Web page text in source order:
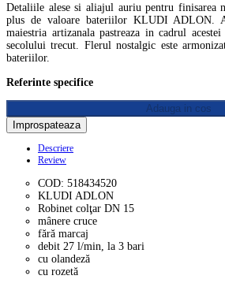
Detaliile alese si aliajul auriu pentru finisarea
plus de valoare bateriilor KLUDI ADLON.
maiestria artizanala pastreaza in cadrul
secolului trecut. Flerul nostalgic este
bateriilor.
Referinte specifice
Adauga in cos
Descriere
Review
COD: 518434520
KLUDI ADLON
Robinet colţar DN 15
mânere cruce
fără marcaj
debit 27 l/min, la 3 bari
cu olandeză
cu rozetă